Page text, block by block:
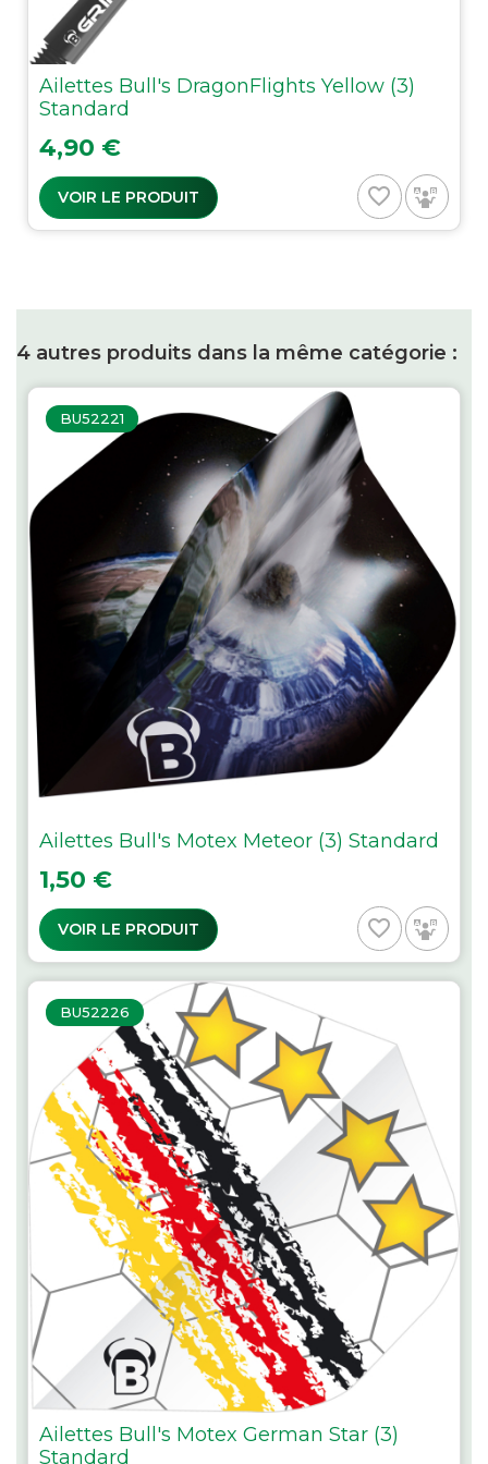
Ailettes Bull's DragonFlights Yellow (3)
Standard
Prix
4,90 €
VOIR LE PRODUIT favorite_border
4 autres produits dans la même catégorie :
BU52221
Ailettes Bull's Motex Meteor (3) Standard
Prix
1,50 €
VOIR LE PRODUIT favorite_border
BU52226
Ailettes Bull's Motex German Star (3)
Standard